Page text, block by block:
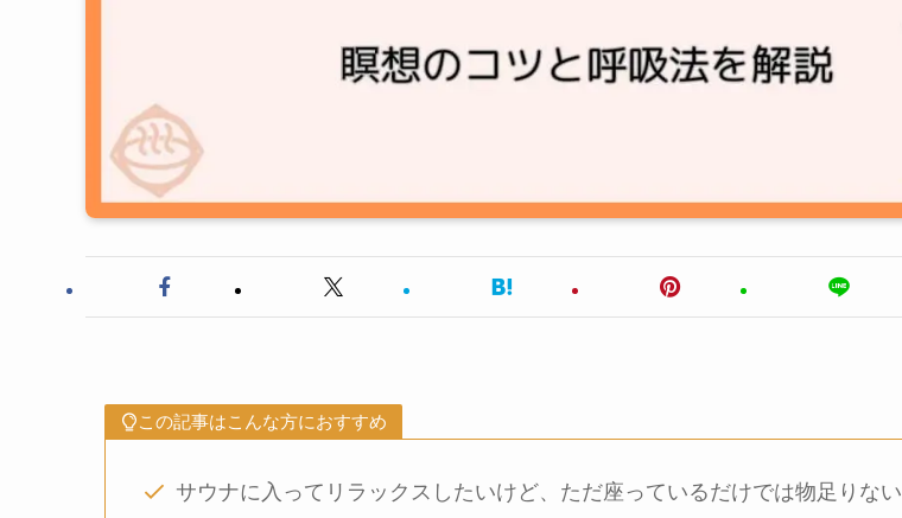
この記事はこんな方におすすめ
サウナに入ってリラックスしたいけど、ただ座っているだけでは物足りない